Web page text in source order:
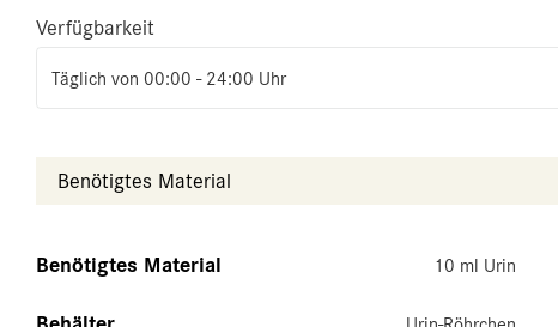
Verfügbarkeit
Täglich von 00:00 - 24:00 Uhr
Benötigtes Material
Benötigtes Material 10 ml Urin